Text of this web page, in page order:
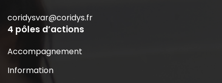
coridysvar@coridys.fr
4 pôles d’actions
Accompagnement
Information